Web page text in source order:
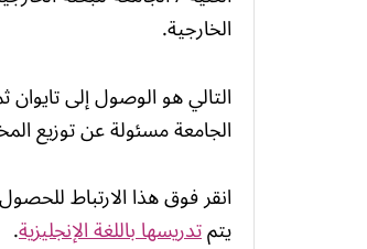
الخارجية.
التالي هو الوصول إلى تايوان
الجامعة مسئولة عن توزيع
انقر فوق هذا الارتباط
يتمتدريسها باللغة الإنجليزية.